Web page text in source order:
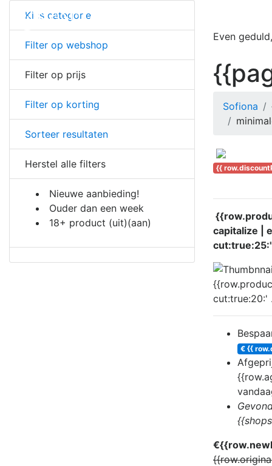
Kies categorie
Filter op webshop
Filter op prijs
Filter op korting
Sorteer resultaten
Herstel alle filters
Nieuwe aanbieding!
Ouder dan een week
18+ product (uit)(aan)
Even
Sofiona
{{
capitalize |
€ {{